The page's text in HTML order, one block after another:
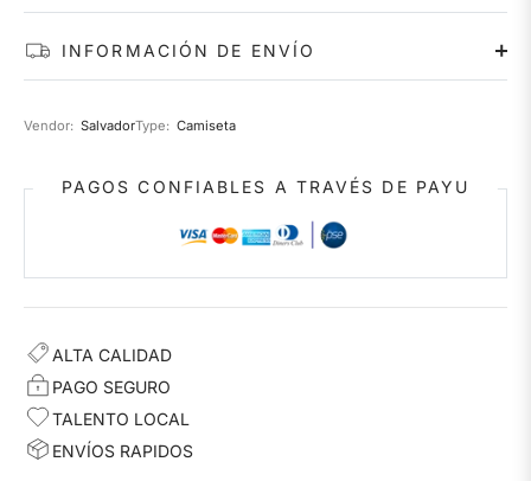
INFORMACIÓN DE ENVÍO
Vendor: SalvadorType: Camiseta
PAGOS CONFIABLES A TRAVÉS DE PAYU
ALTA CALIDAD
PAGO SEGURO
TALENTO LOCAL
ENVÍOS RAPIDOS